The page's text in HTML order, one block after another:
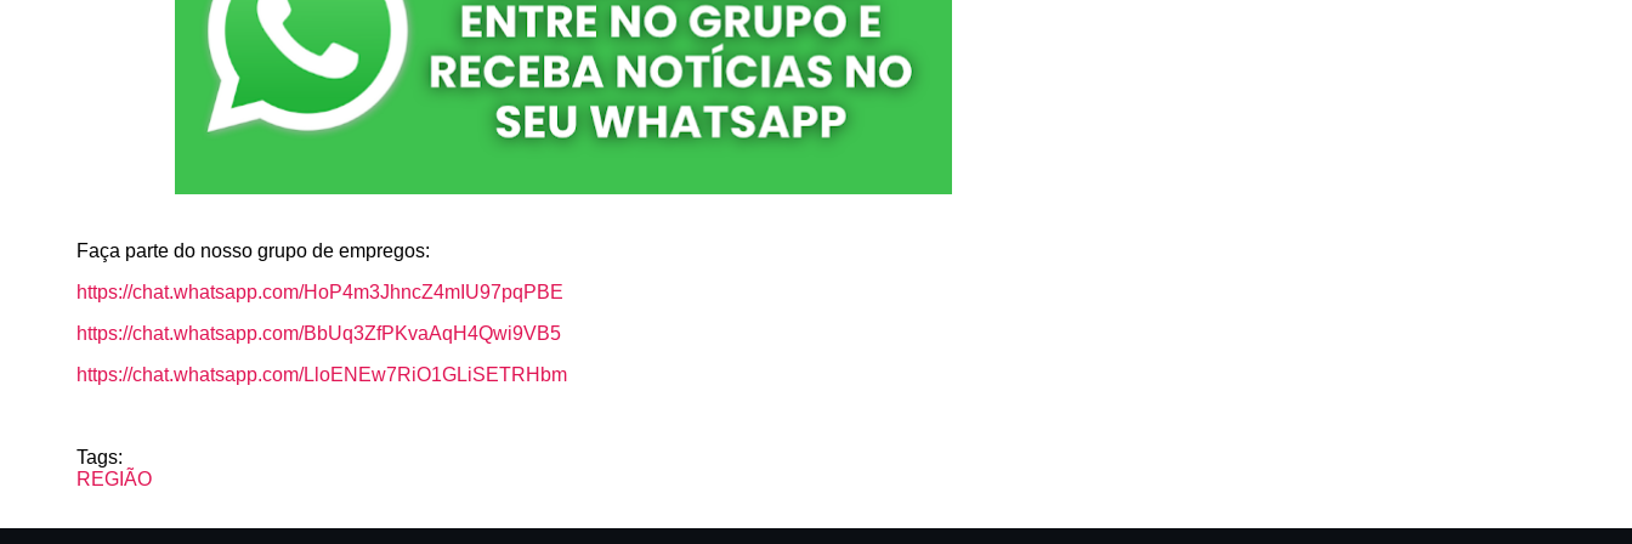
Faça parte do nosso grupo de empregos:
https://chat.whatsapp.com/HoP4m3JhncZ4mIU97pqPBE
https://chat.whatsapp.com/BbUq3ZfPKvaAqH4Qwi9VB5
https://chat.whatsapp.com/LloENEw7RiO1GLiSETRHbm
Tags:
REGIÃO